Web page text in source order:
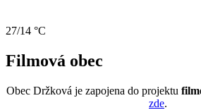
27/14 °C
Filmová obec
Obec Držková je zapojena do projektu
zde.